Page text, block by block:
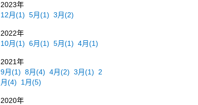
2023年
12月(1) 5月(1) 3月(2)
2022年
10月(1) 6月(1) 5月(1) 4月(1)
2021年
9月(1) 8月(4) 4月(2) 3月(1)
2
月(4) 1月(5)
2020年